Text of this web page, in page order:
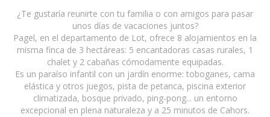
¿Te gustaría reunirte con tu familia o con amigos para pasar
unos días de vacaciones juntos?
Pagel, en el departamento de Lot, ofrece 8 alojamientos en la
misma finca de 3 hectáreas: 5 encantadoras casas rurales, 1
chalet y 2 cabañas cómodamente equipadas.
Es un paraíso infantil con un jardín enorme: toboganes, cama
elástica y otros juegos, pista de petanca, piscina exterior
climatizada, bosque privado, ping-pong... un entorno
excepcional en plena naturaleza y a 25 minutos de Cahors.